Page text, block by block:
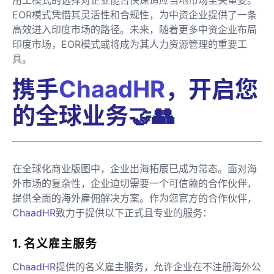
EOR模式凭借其灵活性和合规性，为中资企业提供了一条
高效进入印度市场的路径。未来，随着更多中资企业布局
印度市场，EOR模式或将成为其人力资源管理的重要工
具。
携手ChaadHR，开启您
的全球业务🤝👥
在全球化商业版图中，企业出海拓展已成为常态。面对海
外市场的复杂性，企业迫切需要一个可信赖的合作伙伴，
提供全面的海外雇佣解决方案。作为您官方的合作伙伴，
ChaadHR致力于提供以下正式且专业的服务：
1. 名义雇主服务
ChaadHR提供的名义雇主服务，允许企业在不注册海外公